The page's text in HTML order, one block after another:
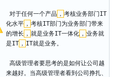
对于任何一个产品 ， 考核业务部门IT
化水平 ， 考核IT部门为业务部门带来
的增长 ， 就是业务IT一体化 ， 业务就
是IT ， IT就是业务。
高级管理者要思考的是如何让公司越
来越好。当高级管理者看到公司挣扎、